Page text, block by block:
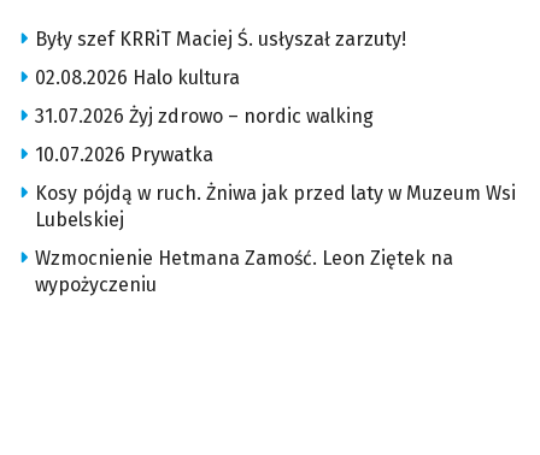
Były szef KRRiT Maciej Ś. usłyszał zarzuty!
02.08.2026 Halo kultura
31.07.2026 Żyj zdrowo – nordic walking
10.07.2026 Prywatka
Kosy pójdą w ruch. Żniwa jak przed laty w Muzeum Wsi
Lubelskiej
Wzmocnienie Hetmana Zamość. Leon Ziętek na
wypożyczeniu